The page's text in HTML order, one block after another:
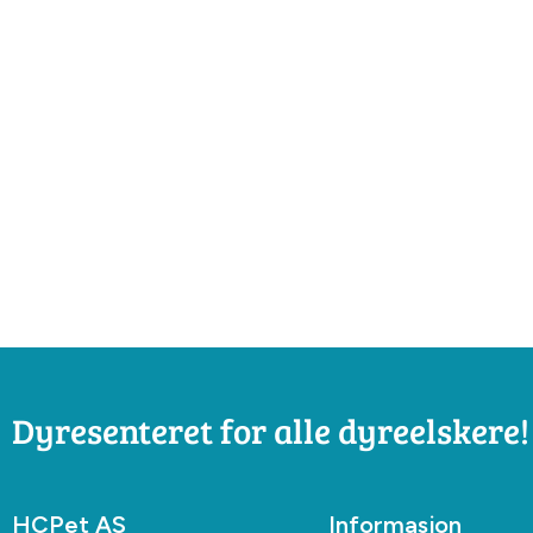
Dyresenteret for alle dyreelskere!
HCPet AS Informasjon